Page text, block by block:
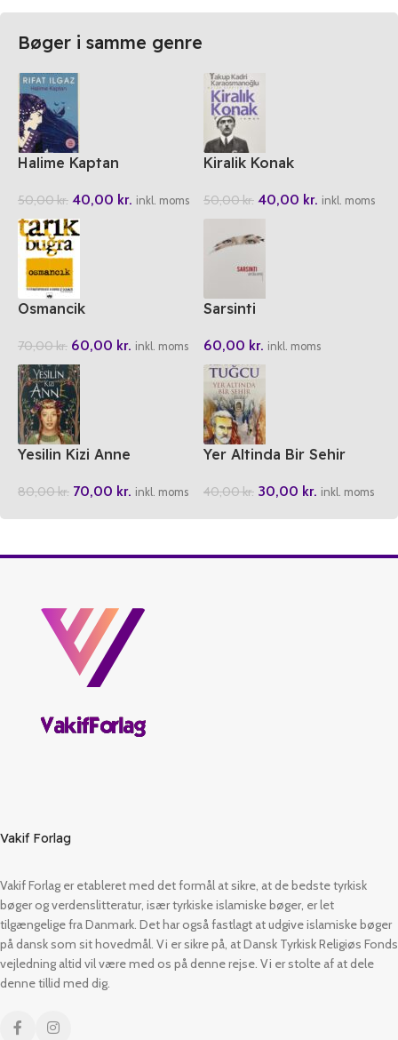
Bøger i samme genre
Halime Kaptan
50,00kr. 40,00 kr. inkl. moms
Kiralik Konak
50,00kr. 40,00 kr. inkl. moms
Osmancik
70,00kr. 60,00 kr. inkl. moms
Sarsinti
60,00 kr. inkl. moms
Yesilin Kizi Anne
80,00kr. 70,00 kr. inkl. moms
Yer Altinda Bir Sehir
40,00kr. 30,00 kr. inkl. moms
Vakif Forlag
Vakif Forlag er etableret med det formål at sikre, at de bedste tyrkisk
bøger og verdenslitteratur, især tyrkiske islamiske bøger, er let
tilgængelige fra Danmark. Det har også fastlagt at udgive islamiske bøger
på dansk som sit hovedmål. Vi er sikre på, at Dansk Tyrkisk Religiøs Fonds
vejledning altid vil være med os på denne rejse. Vi er stolte af at dele
denne tillid med dig.